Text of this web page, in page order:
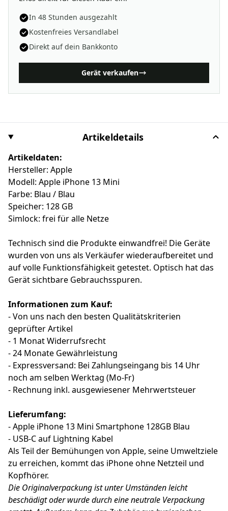
In 48 Stunden ausgezahlt
Kostenfreies Versandlabel
Direkt auf dein Bankkonto
Gerät verkaufen
Artikeldetails
Artikeldaten:
Hersteller: Apple
Modell: Apple iPhone 13 Mini
Farbe: Blau / Blau
Speicher: 128 GB
Simlock: frei für alle Netze
Technisch sind die Produkte einwandfrei! Die Geräte
wurden von uns als Verkäufer wiederaufbereitet und
auf volle Funktionsfähigkeit getestet. Optisch hat das
Gerät sichtbare Gebrauchsspuren.
Informationen zum Kauf:
- Von uns nach den besten Qualitätskriterien
geprüfter Artikel
- 1 Monat Widerrufsrecht
- 24 Monate Gewährleistung
- Expressversand: Bei Zahlungseingang bis 14 Uhr
noch am selben Werktag (Mo-Fr)
- Rechnung inkl. ausgewiesener Mehrwertsteuer
Lieferumfang:
- Apple iPhone 13 Mini Smartphone 128GB Blau
- USB-C auf Lightning Kabel
Als Teil der Bemühungen von Apple, seine Umweltziele
zu erreichen, kommt das iPhone ohne Netzteil und
Kopfhörer.
Die Originalverpackung ist unter Umständen leicht
beschädigt oder wurde durch eine neutrale Verpackung